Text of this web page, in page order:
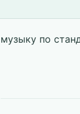
музыку по